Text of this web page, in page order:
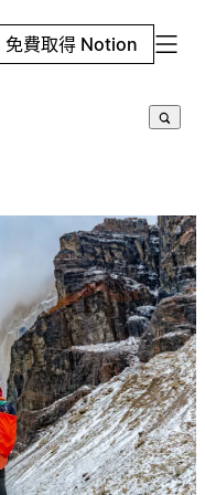
免費取得 Notion